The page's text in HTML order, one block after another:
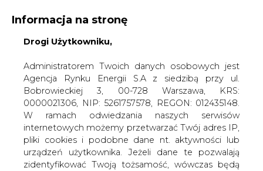
KONTAKT:
WYDAWCA PORTALU:
WYSOKI KONTRAST A A
ZALOGUJ SIĘ
Informacja na stronę
Drogi Użytkowniku,
Administratorem Twoich danych osobowych jest
Agencja Rynku Energii S.A z siedzibą przy ul.
Bobrowieckiej 3, 00-728 Warszawa, KRS:
0000021306, NIP: 5261757578, REGON: 012435148.
W ramach odwiedzania naszych serwisów
internetowych możemy przetwarzać Twój adres IP,
pliki cookies i podobne dane nt. aktywności lub
urządzeń użytkownika. Jeżeli dane te pozwalają
zidentyfikować Twoją tożsamość, wówczas będą